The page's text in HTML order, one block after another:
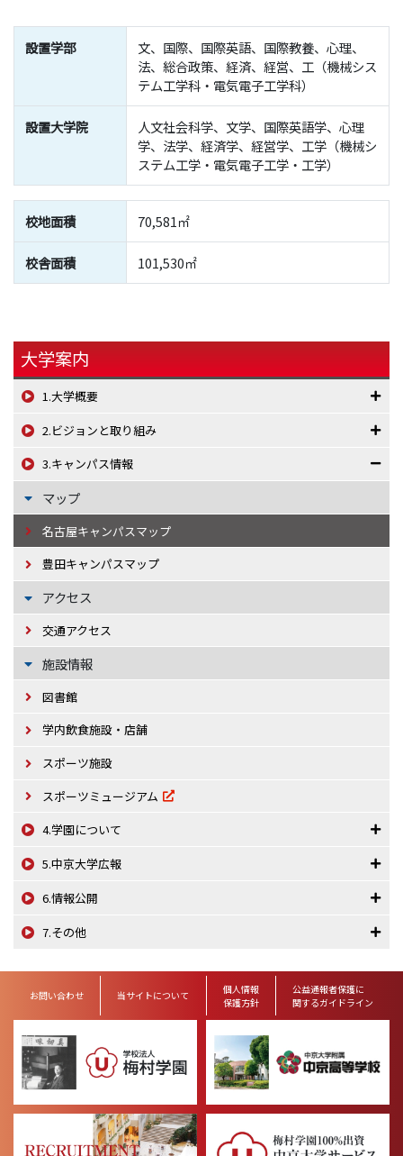
設置学部
文、国際、国際英語、国際教養、心理、
法、総合政策、経済、経営、工（機械シス
テム工学科・電気電子工学科）
設置大学院
人文社会科学、文学、国際英語学、心理
学、法学、経済学、経営学、工学（機械シ
ステム工学・電気電子工学・工学）
校地面積 70,581㎡
校舎面積 101,530㎡
大学案内
1.大学概要
2.ビジョンと取り組み
3.キャンパス情報
マップ
名古屋キャンパスマップ
豊田キャンパスマップ
アクセス
交通アクセス
施設情報
図書館
学内飲食施設・店舗
スポーツ施設
スポーツミュージアム
4.学園について
5.中京大学広報
6.情報公開
7.その他
お問い合わせ 当サイトについて
個人情報
保護方針
公益通報者保護に
関するガイドライン